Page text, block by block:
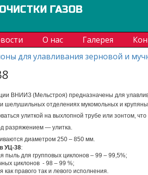
ГАЗОВ
О нас Галерея
для улавливания зерновой и
ВНИИЗ (Мельстроя) предназначены для
шелушильных отделениях мукомольных и
улиткой на выхлопной трубе или зонтом,
разряжением — улитка.
диаметром 250 – 850 мм.
УЦ-38:
пыль для групповых циклонов – 99 – 99,5%;
циклонов - 98 – 99 %;
правого так и левого исполнения.